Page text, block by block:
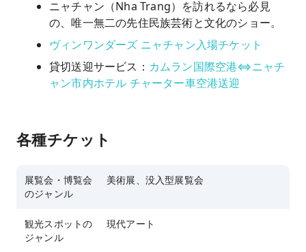
ニャチャン（Nha Trang）を訪れるなら必見
の、唯一無二の先住民族芸術と文化のショー。
ヴィンワンダーズ ニャチャン入場チケット
貸切送迎サービス： カムラン国際空港⇔ニャチ
ャン市内ホテル チャーター車空港送迎
各種チケット
展覧会・博覧会
のジャンル
美術展、没入型展覧会
観光スポットの
ジャンル
現代アート